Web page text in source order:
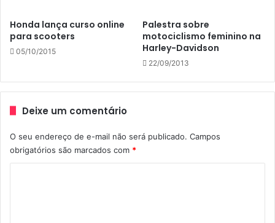
UTI com médico presente. Durante todo o tempo de pista,
no mínimo 02 motos “de apoio” da organização, estarão
circulando entre os participantes.
Preços especiais para as mulheres fãs do Mulheres de
Moto.
Para mais informações:
mulheresdemoto@mulheresdemoto.com.br
Honda lança curso online
para scooters
05/10/2015
Palestra sobre
motociclismo feminino na
Harley-Davidson
22/09/2013
Deixe um comentário
O seu endereço de e-mail não será publicado. Campos
obrigatórios são marcados com *